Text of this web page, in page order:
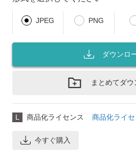
JPEG PNG
ダウンロ
まとめてダウ
L 商品化ライセンス 商品化ライ
今すぐ購入